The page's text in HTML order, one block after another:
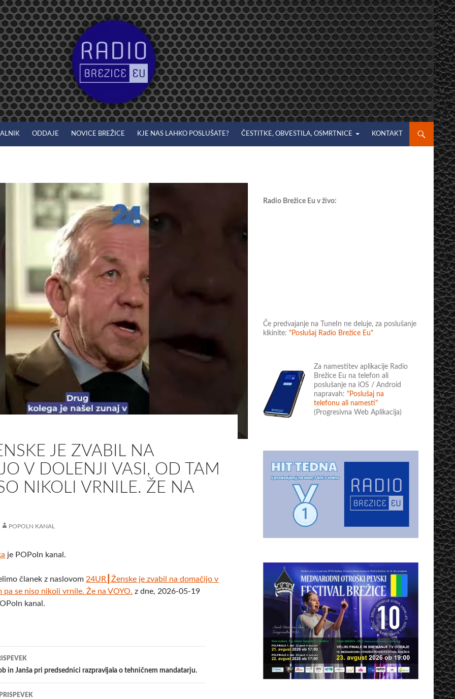
ODDAJE NOVICE BREŽICE KJE NAS LAHKO POSLUŠATE? ČESTITKE, OBVESTILA, OSMRTNICE KONTAKT
JE ZVABIL NA
V DOLENJI VASI, OD TAM
NIKOLI VRNILE. ŽE NA
POPOLN KANAL
je POPoln kanal.
članek z naslovom 24UR┃Ženske je zvabil na domačijo v
pa se niso nikoli vrnile. Že na VOYO. z dne, 2026-05-19
kanal.
in Janša pri predsednici razpravljala o tehničnem mandatarju.
Radio Brežice Eu v živo:
Če predvajanje na TuneIn ne deluje, za poslušanje
klkinite: "Poslušaj Radio Brežice Eu"
Za namestitev aplikacije Radio
Brežice Eu na telefon ali
poslušanje na iOS / Android
napravah: "Poslušaj na
telefonu ali namesti"
(Progresivna Web Aplikacija)